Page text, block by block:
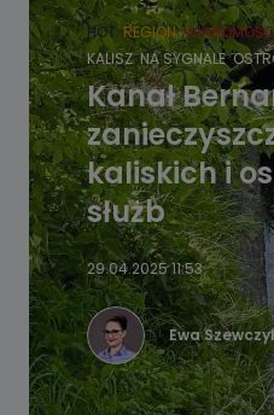
HOT REGION
KALISZ NA SYGNALE
Kanał
kaliskich i
służb
29.04.2025 11:53
Ewa